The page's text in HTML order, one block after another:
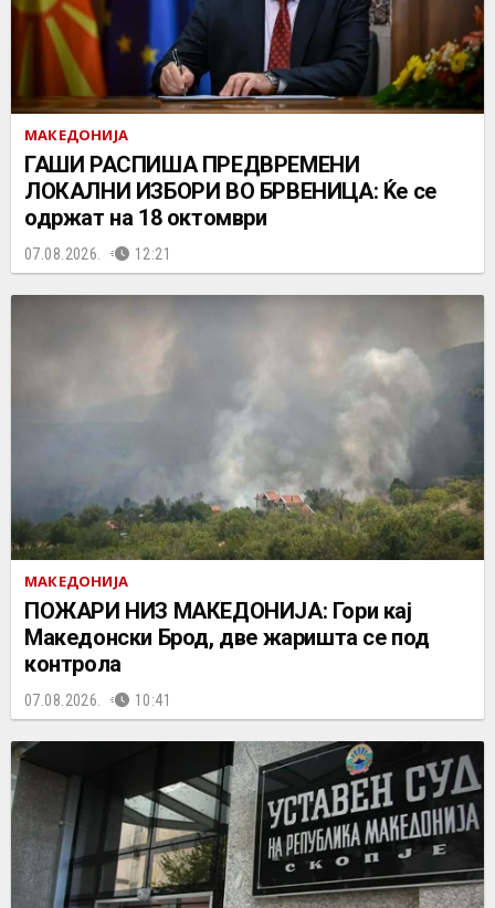
МАКЕДОНИЈА
ГАШИ РАСПИША ПРЕДВРЕМЕНИ
ЛОКАЛНИ ИЗБОРИ ВО БРВЕНИЦА: Ќе се
одржат на 18 октомври
07.08.2026. 12:21
МАКЕДОНИЈА
ПОЖАРИ НИЗ МАКЕДОНИЈА: Гори кај
Македонски Брод, две жаришта се под
контрола
07.08.2026. 10:41